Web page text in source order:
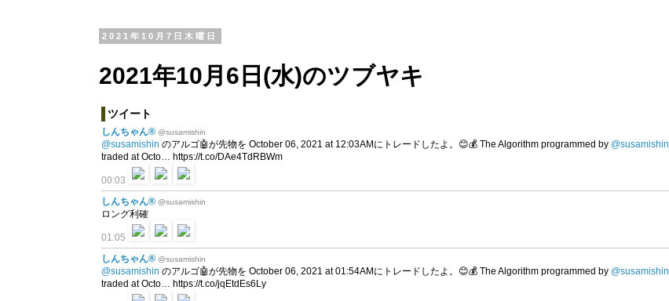
2021年10月7日木曜日
2021年10月6日(水)のツブヤキ
ツイート
しんちゃん® @susamishin
@susamishin のアルゴ🤖が先物を October 06, 2021 at 12:03AMにトレードしたよ。😊💰 The Algorithm programmed by @susamishin
traded at Octo… https://t.co/DAe4TdRBWm
00:03
しんちゃん® @susamishin
ロング利確
01:05
しんちゃん® @susamishin
@susamishin のアルゴ🤖が先物を October 06, 2021 at 01:54AMにトレードしたよ。😊💰 The Algorithm programmed by @susamishin
traded at Octo… https://t.co/jqEtdEs6Ly